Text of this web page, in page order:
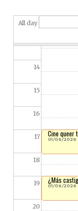
All day
12
13
14
15
16
17
18
19
20
Cine queer
01/06/2026
¿Más
01/06/2026